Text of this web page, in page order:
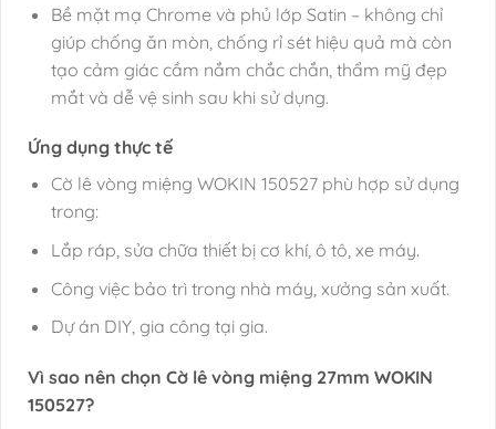
Bề mặt mạ Chrome và phủ lớp Satin – không chỉ
giúp chống ăn mòn, chống rỉ sét hiệu quả mà còn
tạo cảm giác cầm nắm chắc chắn, thẩm mỹ đẹp
mắt và dễ vệ sinh sau khi sử dụng.
Ứng dụng thực tế
Cờ lê vòng miệng WOKIN 150527 phù hợp sử dụng
trong:
Lắp ráp, sửa chữa thiết bị cơ khí, ô tô, xe máy.
Công việc bảo trì trong nhà máy, xưởng sản xuất.
Dự án DIY, gia công tại gia.
Vì sao nên chọn Cờ lê vòng miệng 27mm WOKIN
150527?